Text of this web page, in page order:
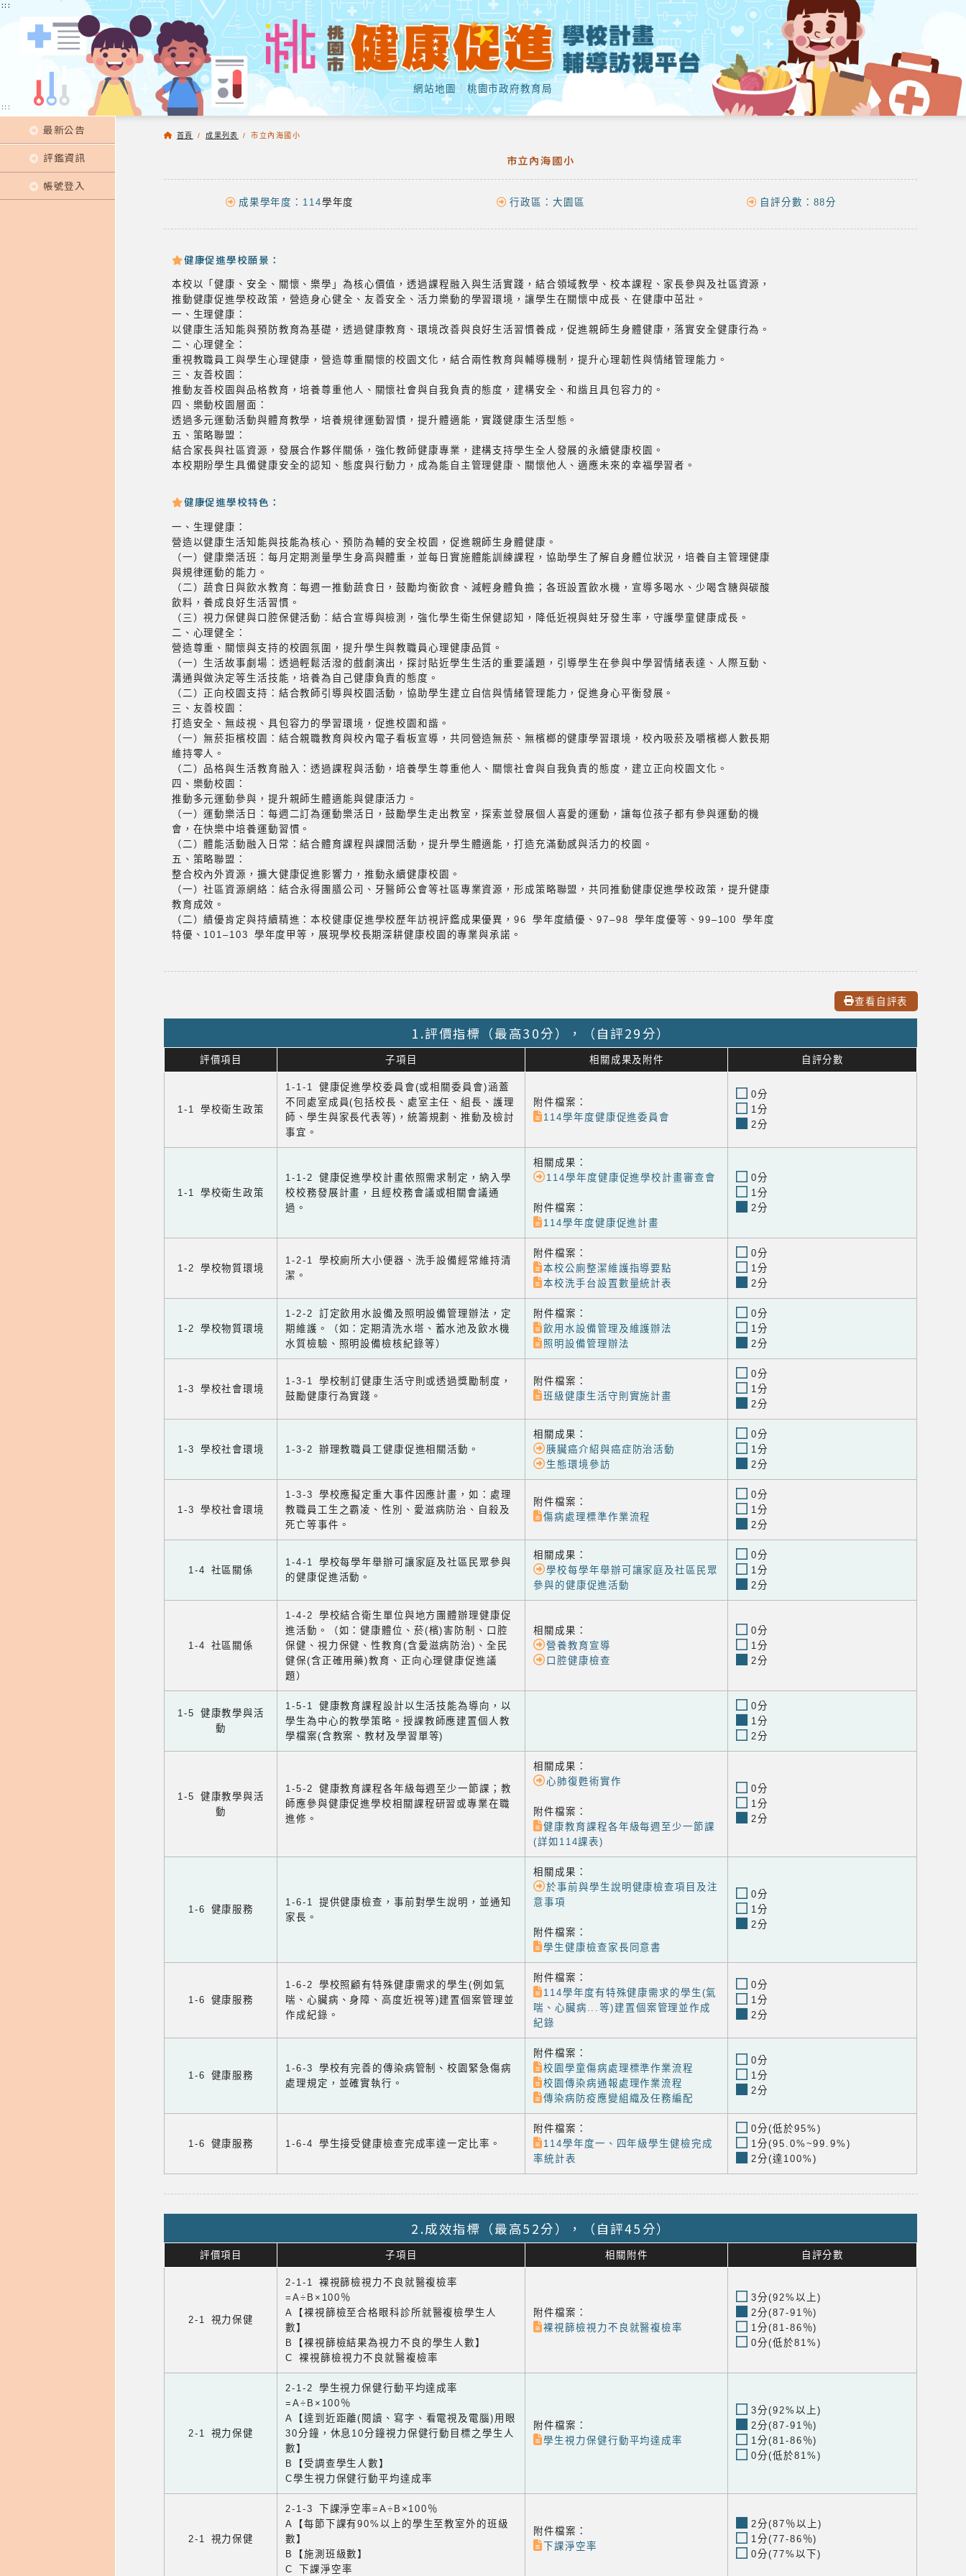
:::
網站地圖｜ 桃園市政府教育局
:::
最新公告
評鑑資訊
帳號登入
首頁 /成果列表 / 市立內海國小
市立內海國小
成果學年度：114學年度 行政區： 大園區 自評分數： 88分
健康促進學校願景：
本校以「健康、安全、關懷、樂學」為核心價值，透過課程融入與生活實踐，結合領域教學、校本課程、家長參與及社區資源，
推動健康促進學校政策，營造身心健全、友善安全、活力樂動的學習環境，讓學生在關懷中成長、在健康中茁壯。
一、生理健康：
以健康生活知能與預防教育為基礎，透過健康教育、環境改善與良好生活習慣養成，促進親師生身體健康，落實安全健康行為。
二、心理健全：
重視教職員工與學生心理健康，營造尊重關懷的校園文化，結合兩性教育與輔導機制，提升心理韌性與情緒管理能力。
三、友善校園：
推動友善校園與品格教育，培養尊重他人、關懷社會與自我負責的態度，建構安全、和諧且具包容力的。
四、樂動校園層面：
透過多元運動活動與體育教學，培養規律運動習慣，提升體適能，實踐健康生活型態。
五、策略聯盟：
結合家長與社區資源，發展合作夥伴關係，強化教師健康專業，建構支持學生全人發展的永續健康校園。
本校期盼學生具備健康安全的認知、態度與行動力，成為能自主管理健康、關懷他人、適應未來的幸福學習者。
健康促進學校特色：
一、生理健康：
營造以健康生活知能與技能為核心、預防為輔的安全校園，促進親師生身體健康。
（一）健康樂活班：每月定期測量學生身高與體重，並每日實施體能訓練課程，協助學生了解自身體位狀況，培養自主管理健康
與規律運動的能力。
（二）蔬食日與飲水教育：每週一推動蔬食日，鼓勵均衡飲食、減輕身體負擔；各班設置飲水機，宣導多喝水、少喝含糖與碳酸
飲料，養成良好生活習慣。
（三）視力保健與口腔保健活動：結合宣導與檢測，強化學生衛生保健認知，降低近視與蛀牙發生率，守護學童健康成長。
二、心理健全：
營造尊重、關懷與支持的校園氛圍，提升學生與教職員心理健康品質。
（一）生活故事劇場：透過輕鬆活潑的戲劇演出，探討貼近學生生活的重要議題，引導學生在參與中學習情緒表達、人際互動、
溝通與做決定等生活技能，培養為自己健康負責的態度。
（二）正向校園支持：結合教師引導與校園活動，協助學生建立自信與情緒管理能力，促進身心平衡發展。
三、友善校園：
打造安全、無歧視、具包容力的學習環境，促進校園和諧。
（一）無菸拒檳校園：結合親職教育與校內電子看板宣導，共同營造無菸、無檳榔的健康學習環境，校內吸菸及嚼檳榔人數長期
維持零人。
（二）品格與生活教育融入：透過課程與活動，培養學生尊重他人、關懷社會與自我負責的態度，建立正向校園文化。
四、樂動校園：
推動多元運動參與，提升親師生體適能與健康活力。
（一）運動樂活日：每週二訂為運動樂活日，鼓勵學生走出教室，探索並發展個人喜愛的運動，讓每位孩子都有參與運動的機
會，在快樂中培養運動習慣。
（二）體能活動融入日常：結合體育課程與課間活動，提升學生體適能，打造充滿動感與活力的校園。
五、策略聯盟：
整合校內外資源，擴大健康促進影響力，推動永續健康校園。
（一）社區資源網絡：結合永得團膳公司、牙醫師公會等社區專業資源，形成策略聯盟，共同推動健康促進學校政策，提升健康
教育成效。
（二）績優肯定與持續精進：本校健康促進學校歷年訪視評鑑成果優異，96 學年度績優、97–98 學年度優等、99–100 學年度
特優、101–103 學年度甲等，展現學校長期深耕健康校園的專業與承諾。
查看自評表
1.評價指標（最高30分），（自評29分）
評價項目 子項目 相關成果及附件 自評分數
1-1 學校衛生政策
1-1-1 健康促進學校委員會(或相關委員會)涵蓋
不同處室成員(包括校長、處室主任、組長、護理
師、學生與家長代表等)，統籌規劃、推動及檢討
事宜。
附件檔案：
114學年度健康促進委員會
0分
1分
2分
1-1 學校衛生政策
1-1-2 健康促進學校計畫依照需求制定，納入學
校校務發展計畫，且經校務會議或相關會議通
過。
相關成果：
114學年度健康促進學校計畫審查會
附件檔案：
114學年度健康促進計畫
0分
1分
2分
1-2 學校物質環境
1-2-1 學校廁所大小便器、洗手設備經常維持清
潔。
附件檔案：
本校公廁整潔維護指導要點
本校洗手台設置數量統計表
0分
1分
2分
1-2 學校物質環境
1-2-2 訂定飲用水設備及照明設備管理辦法，定
期維護。（如：定期清洗水塔、蓄水池及飲水機
水質檢驗、照明設備檢核紀錄等）
附件檔案：
飲用水設備管理及維護辦法
照明設備管理辦法
0分
1分
2分
1-3 學校社會環境
1-3-1 學校制訂健康生活守則或透過獎勵制度，
鼓勵健康行為實踐。
附件檔案：
班級健康生活守則實施計畫
0分
1分
2分
1-3 學校社會環境 1-3-2 辦理教職員工健康促進相關活動。
相關成果：
胰臟癌介紹與癌症防治活動
生態環境參訪
0分
1分
2分
1-3 學校社會環境
1-3-3 學校應擬定重大事件因應計畫，如：處理
教職員工生之霸凌、性別、愛滋病防治、自殺及
死亡等事件。
附件檔案：
傷病處理標準作業流程
0分
1分
2分
1-4 社區關係
1-4-1 學校每學年舉辦可讓家庭及社區民眾參與
的健康促進活動。
相關成果：
學校每學年舉辦可讓家庭及社區民眾
參與的健康促進活動
0分
1分
2分
1-4 社區關係
1-4-2 學校結合衛生單位與地方團體辦理健康促
進活動。（如：健康體位、菸(檳)害防制、口腔
保健、視力保健、性教育(含愛滋病防治)、全民
健保(含正確用藥)教育、正向心理健康促進議
題）
相關成果：
營養教育宣導
口腔健康檢查
0分
1分
2分
1-5 健康教學與活
動
1-5-1 健康教育課程設計以生活技能為導向，以
學生為中心的教學策略。授課教師應建置個人教
學檔案(含教案、教材及學習單等)
0分
1分
2分
1-5 健康教學與活
動
1-5-2 健康教育課程各年級每週至少一節課；教
師應參與健康促進學校相關課程研習或專業在職
進修。
相關成果：
心肺復甦術實作
附件檔案：
健康教育課程各年級每週至少一節課
(詳如114課表)
0分
1分
2分
1-6 健康服務
1-6-1 提供健康檢查，事前對學生說明，並通知
家長。
相關成果：
於事前與學生說明健康檢查項目及注
意事項
附件檔案：
學生健康檢查家長同意書
0分
1分
2分
1-6 健康服務
1-6-2 學校照顧有特殊健康需求的學生(例如氣
喘、心臟病、身障、高度近視等)建置個案管理並
作成紀錄。
附件檔案：
114學年度有特殊健康需求的學生(氣
喘、心臟病...等)建置個案管理並作成
紀錄
0分
1分
2分
1-6 健康服務
1-6-3 學校有完善的傳染病管制、校園緊急傷病
處理規定，並確實執行。
附件檔案：
校園學童傷病處理標準作業流程
校園傳染病通報處理作業流程
傳染病防疫應變組織及任務編配
0分
1分
2分
1-6 健康服務 1-6-4 學生接受健康檢查完成率達一定比率。
附件檔案：
114學年度一、四年級學生健檢完成
率統計表
0分(低於95%)
1分(95.0%~99.9%)
2分(達100%)
2.成效指標（最高52分），（自評45分）
評價項目 子項目 相關附件 自評分數
2-1 視力保健
2-1-1 裸視篩檢視力不良就醫複檢率
=A÷B×100％
A【裸視篩檢至合格眼科診所就醫複檢學生人
數】
B【裸視篩檢結果為視力不良的學生人數】
C 裸視篩檢視力不良就醫複檢率
附件檔案：
裸視篩檢視力不良就醫複檢率
3分(92%以上)
2分(87-91％)
1分(81-86％)
0分(低於81%)
2-1 視力保健
2-1-2 學生視力保健行動平均達成率
=A÷B×100％
A【達到近距離(閱讀、寫字、看電視及電腦)用眼
30分鐘，休息10分鐘視力保健行動目標之學生人
數】
B【受調查學生人數】
C學生視力保健行動平均達成率
附件檔案：
學生視力保健行動平均達成率
3分(92%以上)
2分(87-91％)
1分(81-86％)
0分(低於81%)
2-1 視力保健
2-1-3 下課淨空率=A÷B×100％
A【每節下課有90%以上的學生至教室外的班級
數】
B【施測班級數】
C 下課淨空率
附件檔案：
下課淨空率
2分(87％以上)
1分(77-86％)
0分(77%以下)
:::